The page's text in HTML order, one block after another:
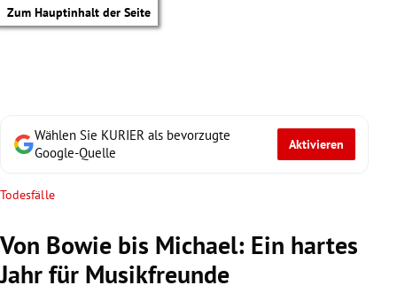
Zum Hauptinhalt der Seite
Wählen Sie KURIER als bevorzugte
Google-Quelle
Aktivieren
Todesfälle
Von Bowie bis Michael: Ein hartes
Jahr für Musikfreunde